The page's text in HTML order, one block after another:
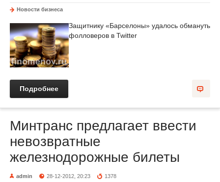
Новости бизнеса
Защитнику «Барселоны» удалось обмануть
фолловеров в Twitter
Подробнее
Минтранс предлагает ввести
невозвратные
железнодорожные билеты
admin 28-12-2012, 20:23 1378